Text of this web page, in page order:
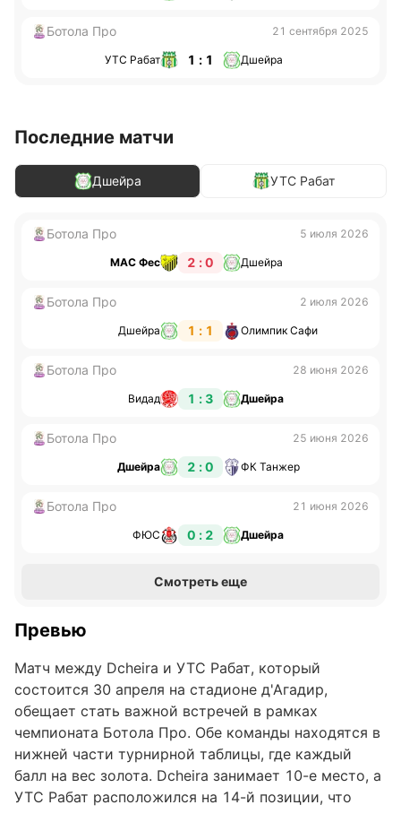
Ботола Про 21 сентября 2025
УТС Рабат 1 : 1 Дшейра
Последние матчи
Дшейра УТС Рабат
Ботола Про 5 июля 2026
МАС Фес 2 : 0 Дшейра
Ботола Про 2 июля 2026
Дшейра 1 : 1 Олимпик Сафи
Ботола Про 28 июня 2026
Видад 1 : 3 Дшейра
Ботола Про 25 июня 2026
Дшейра 2 : 0 ФК Танжер
Ботола Про 21 июня 2026
ФЮС 0 : 2 Дшейра
Смотреть еще
Превью
Матч между Dcheira и УТС Рабат, который
состоится 30 апреля на стадионе д'Агадир,
обещает стать важной встречей в рамках
чемпионата Ботола Про. Обе команды находятся в
нижней части турнирной таблицы, где каждый
балл на вес золота. Dcheira занимает 10-е место, а
УТС Рабат расположился на 14-й позиции, что